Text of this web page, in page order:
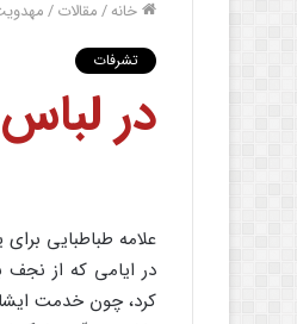
خانه/مقالات/
تشرفات
در
علامه طباطبایى
در ایامى که از نجف
کرد، چون خدمت